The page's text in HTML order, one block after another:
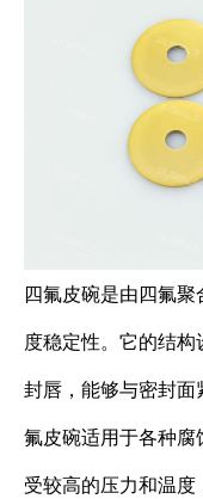
四氟皮碗是由四氟
度稳定性。它的结
封唇，能够与密封
氟皮碗适用于各种
受较高的压力和温度